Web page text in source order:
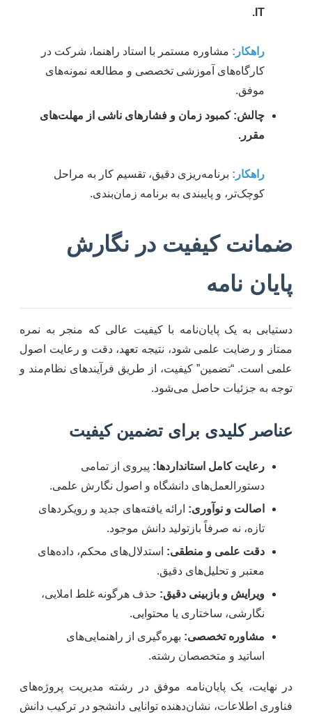
IT.
راهکار: مشاوره مستمر با استاد راهنما، شرکت در
کارگاه‌های آموزشی تخصصی و مطالعه نمونه‌های
موفق.
چالش: کمبود زمان و فشارهای ناشی از مهلت‌های
مقرر.
راهکار: برنامه‌ریزی دقیق، تقسیم کار به مراحل
کوچک‌تر، و پایبندی به برنامه زمان‌بندی.
ضمانت کیفیت در نگارش
پایان نامه
دستیابی به یک پایان‌نامه با کیفیت عالی که منجر به نمره
ممتاز و رضایت علمی شود، نتیجه تعهد، دقت و رعایت اصول
علمی است. “تضمین” کیفیت، از طریق فرآیندهای نظام‌مند و
توجه به جزئیات حاصل می‌شود.
عناصر کلیدی برای تضمین کیفیت
رعایت کامل استانداردها: پیروی از تمامی
دستورالعمل‌های دانشگاه و اصول نگارش علمی.
اصالت و نوآوری: ارائه یافته‌های جدید و رویکردهای
تازه، نه صرفاً بازتولید دانش موجود.
دقت علمی و منطقی: استدلال‌های محکم، داده‌های
معتبر و تحلیل‌های دقیق.
ویرایش و بازبینی دقیق: حذف هرگونه غلط املایی،
نگارشی، ساختاری یا محتوایی.
مشاوره تخصصی: بهره‌گیری از راهنمایی‌های
اساتید و متخصصان رشته.
در نهایت، یک پایان‌نامه موفق در رشته مدیریت پروژه‌های
فناوری اطلاعات، نشان‌دهنده توانایی دانشجو در ترکیب دانش